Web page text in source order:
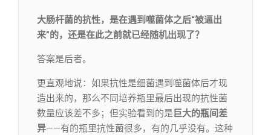
大肠杆菌的抗性，是在遇到噬菌体之后“被逼出
来”的，还是在此之前就已经随机出现了？
答案是后者。
更直观地说：如果抗性是细菌遇到噬菌体后才现
造出来的，那么不同培养瓶里最后出现的抗性菌
数量应该差不多；但实验看到的是 巨大的瓶间差
异——有的瓶里抗性菌很多，有的几乎没有。这种